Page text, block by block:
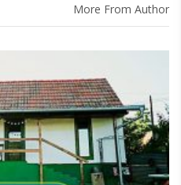
More From Author